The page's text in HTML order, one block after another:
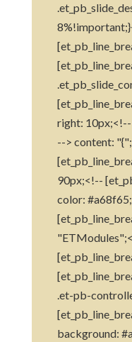
right: 10px;<!--
--> content:
90px;<!--
color:
.et-pb-
background: